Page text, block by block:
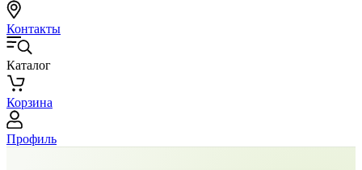
Контакты
Каталог
Корзина
Профиль